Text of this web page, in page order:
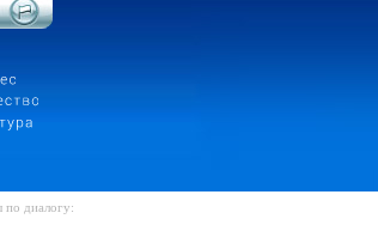
по диалогу: